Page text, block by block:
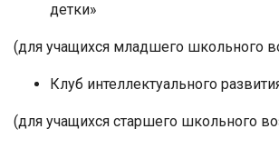
детки»
(для учащихся младшего школьного
Клуб интеллектуального
(для учащихся старшего школьного